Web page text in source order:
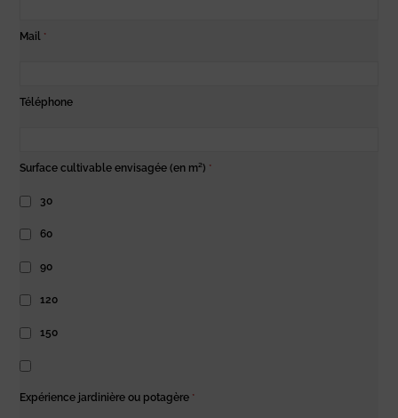
Mail *
Téléphone
Surface cultivable envisagée (en m²) *
30
60
90
120
150
Expérience jardinière ou potagère *